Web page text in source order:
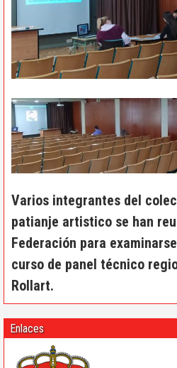
Varios integrantes del
patianje artistico se han
Federación para
curso de panel técnico
Rollart.
Enlaces